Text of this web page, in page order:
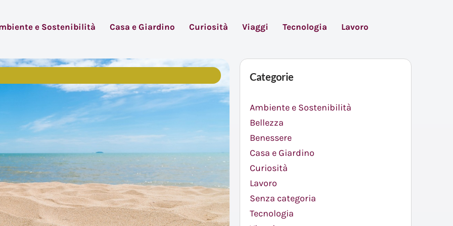
e Sostenibilità Casa e Giardino Curiosità Viaggi Tecnologia Lavoro
Categorie
Ambiente e Sostenibilità
Bellezza
Benessere
Casa e Giardino
Curiosità
Lavoro
Senza categoria
Tecnologia